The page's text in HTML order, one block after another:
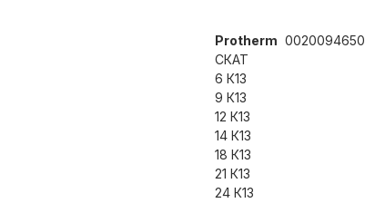
Protherm 0020094650
СКАТ
6 К13
9 К13
12 К13
14 К13
18 К13
21 К13
24 К13